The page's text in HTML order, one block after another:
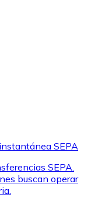
SEPA
SEPA.
buscan operar